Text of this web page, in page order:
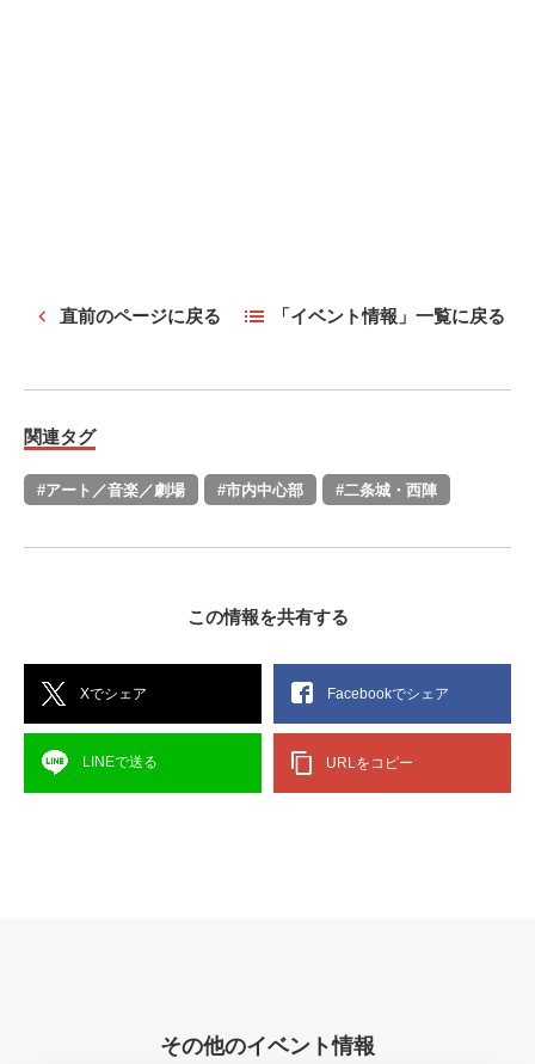
直前のページに戻る 「イベント情報」一覧に戻る
関連タグ
#アート／音楽／劇場 #市内中心部 #二条城・西陣
この情報を共有する
Xでシェア Facebookでシェア
LINEで送る URLをコピー
その他のイベント情報